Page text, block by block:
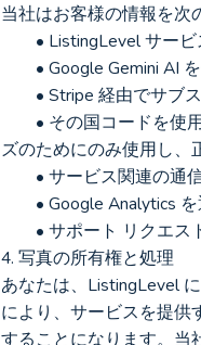
当社はお客様の情報を次
• ListingLevel サー
• Google Gemini AI
• Stripe 経由でサ
ズのためにのみ使用し、
• サービス関連の通
• Google Analytics
• サポート リクエ
4. 写真の所有権と処理
あなたは、ListingLevel
により、サービスを提供
することになります。当